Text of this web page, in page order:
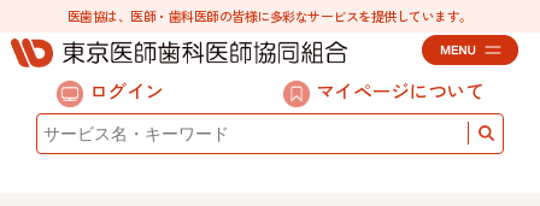
医歯協は、医師・歯科医師の皆様に多彩なサービスを提供しています。
ログイン マイページについて